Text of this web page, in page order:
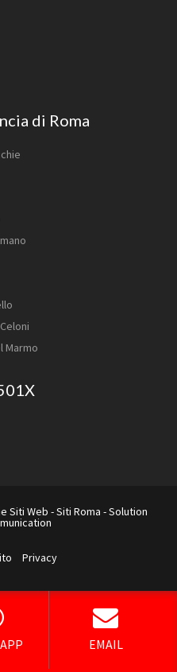
di Roma
Marmo
Siti Web -Siti Roma -Solution
Privacy
EMAIL